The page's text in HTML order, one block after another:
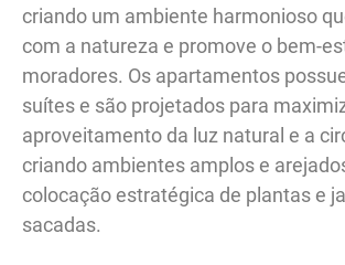
criando um ambiente harmonioso
com a natureza e promove o bem-
moradores. Os apartamentos
suítes e são projetados para
aproveitamento da luz natural e a
criando ambientes amplos e
colocação estratégica de plantas e
sacadas.